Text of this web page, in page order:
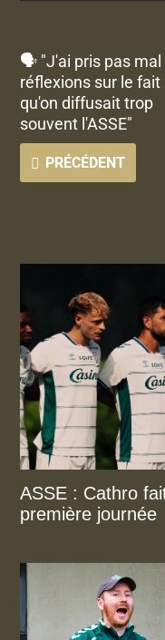
🗣 "J'ai pris pas mal
réflexions sur le fait
qu'on diffusait trop
souvent l'ASSE"
PRÉCÉDENT
ASSE : Cathro
première journée